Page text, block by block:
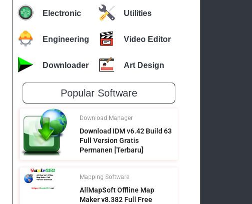
Electronic Utilities
Engineering Video Editor
Downloader Art Design
Popular Software
Download Manager
Download IDM v6.42 Build 63
Full Version Gratis
Permanen [Terbaru]
Mapping Software
AllMapSoft Offline Map
Maker v8.382 Full Free